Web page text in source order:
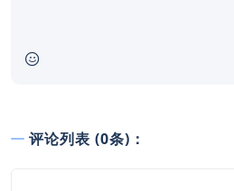
评论列表 (0条)：